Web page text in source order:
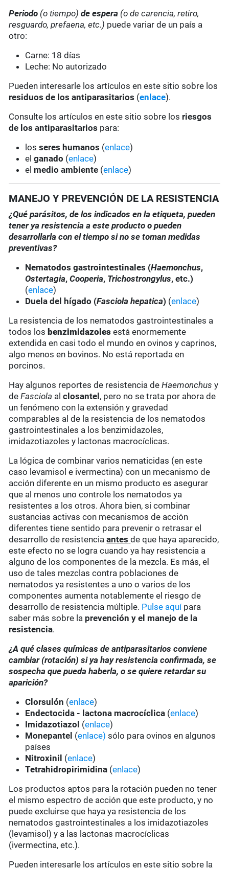
Periodo (o tiempo) de espera (o de carencia, retiro,
resguardo, prefaena, etc.) puede variar de un país a
otro:
Carne: 18 días
Leche: No autorizado
Pueden interesarle los artículos en este sitio sobre los
residuos de los antiparasitarios (enlace).
Consulte los artículos en este sitio sobre los riesgos
de los antiparasitarios para:
losseres humanos (enlace)
elganado (enlace)
el medio ambiente (enlace)
MANEJO Y PREVENCIÓN DE LA RESISTENCIA
¿Qué parásitos, de los indicados en la etiqueta, pueden
tener ya resistencia a este producto o pueden
desarrollarla con el tiempo si no se toman medidas
preventivas?
Nematodos gastrointestinales (Haemonchus,
Ostertagia,Cooperia, Trichostrongylus, etc.)
(enlace)
Duela del hígado (Fasciola hepatica) (enlace)
La resistencia de los nematodos gastrointestinales a
todos los benzimidazoles está enormemente
extendida en casi todo el mundo en ovinos y caprinos,
algo menos en bovinos. No está reportada en
porcinos.
Hay algunos reportes de resistencia deHaemonchus y
de Fasciola alclosantel , pero no se trata por ahora de
un fenómeno con la extensión y gravedad
comparables al de la resistencia de los nematodos
gastrointestinales a los benzimidazoles,
imidazotiazoles y lactonas macrocíclicas.
La lógica de combinar varios nematicidas (en este
caso levamisol e ivermectina) con un mecanismo de
acción diferente en un mismo producto es asegurar
que al menos uno controle los nematodos ya
resistentes a los otros. Ahora bien, si combinar
sustancias activas con mecanismos de acción
diferentes tiene sentido para prevenir o retrasar el
desarrollo de resistenciaantes de que haya aparecido,
este efecto no se logra cuando ya hay resistencia a
alguno de los componentes de la mezcla. Es más, el
uso de tales mezclas contra poblaciones de
nematodos ya resistentes a uno o varios de los
componentes aumenta notablemente el riesgo de
desarrollo de resistencia múltiple. Pulse aquí para
saber más sobre la prevención y el manejo de la
resistencia.
¿A qué clases químicas de antiparasitarios conviene
cambiar (rotación) si ya hay resistencia confirmada, se
sospecha que pueda haberla, o se quiere retardar su
aparición?
Clorsulón (enlace)
Endectocida - lactona macrocíclica (enlace)
Imidazotiazol (enlace)
Monepantel (enlace) sólo para ovinos en algunos
países
Nitroxinil (enlace)
Tetrahidropirimidina (enlace)
Los productos aptos para la rotación pueden no tener
el mismo espectro de acción que este producto, y no
puede excluirse que haya ya resistencia de los
nematodos gastrointestinales a los imidazotiazoles
(levamisol) y a las lactonas macrocíclicas
(ivermectina, etc.).
Pueden interesarle los artículos en este sitio sobre la